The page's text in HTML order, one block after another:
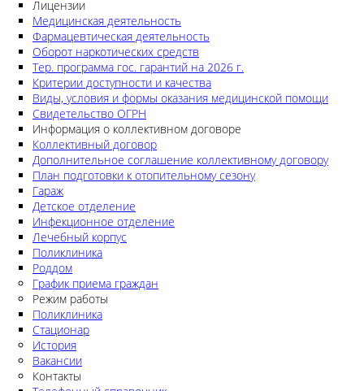
Лицензии
Медицинская деятельность
Фармацевтическая деятельность
Оборот наркотических средств
Тер. программа гос. гарантий на 2026 г.
Критерии доступности и качества
Виды, условия и формы оказания медицинской помощи
Свидетельство ОГРН
Информация о коллективном договоре
Коллективный договор
Дополнительное соглашение коллективному договору
План подготовки к отопительному сезону
Гараж
Детское отделение
Инфекционное отделение
Лечебный корпус
Поликлиника
Роддом
График приема граждан
Режим работы
Поликлиника
Стационар
История
Вакансии
Контакты